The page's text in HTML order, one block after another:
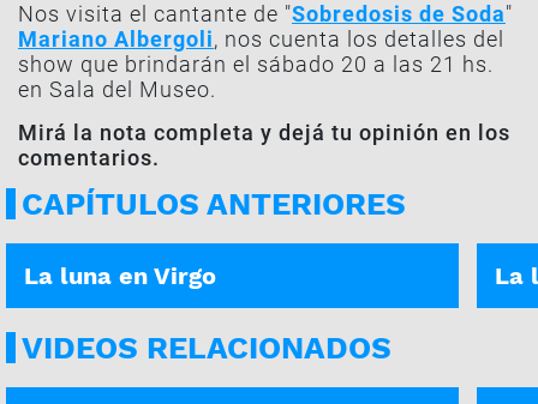
Nos visita el cantante de "Sobredosis de Soda"
Mariano Albergoli, nos cuenta los detalles del
show que brindarán el sábado 20 a las 21 hs.
en Sala del Museo.
Mirá la nota completa y dejá tu opinión en los
comentarios.
CAPÍTULOS ANTERIORES
ASÍ ES TU DÍA | 22-08-2025
La luna en Virgo La
VIDEOS RELACIONADOS
LA MAÑANA EN CASA | 04-08